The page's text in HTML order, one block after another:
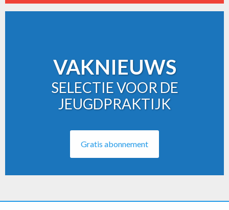
VAKNIEUWS
SELECTIE VOOR DE
JEUGDPRAKTIJK
Gratis abonnement